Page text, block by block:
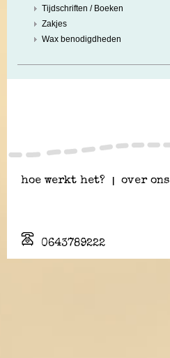
Tijdschriften / Boeken
Zakjes
Wax benodigdheden
hoe werkt het? over ons
0643789222